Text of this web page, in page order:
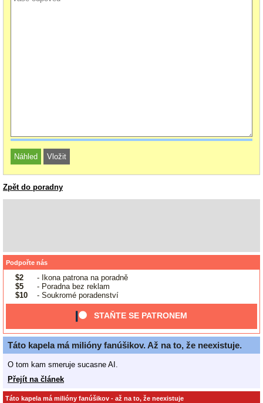
Zpět do poradny
Podpořte nás
$2
- Ikona patrona na poradně
$5
- Poradna bez reklam
$10
- Soukromé poradenství
STAŇTE SE PATRONEM
Táto kapela má milióny fanúšikov. Až na to, že neexistuje.
O tom kam smeruje sucasne AI.
Přejít na článek
Táto kapela má milióny fanúšikov - až na to, že neexistuje